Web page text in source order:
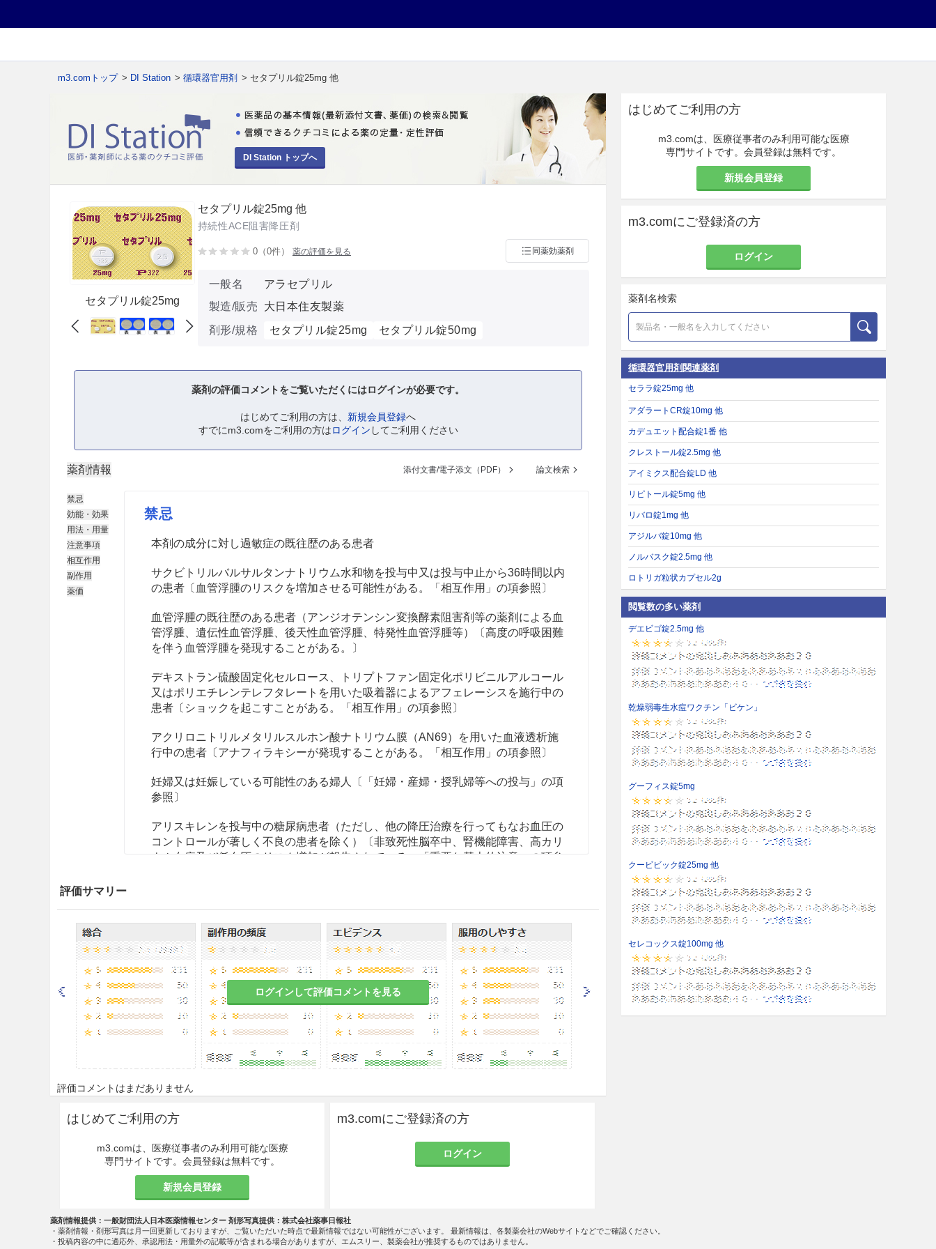
m3.comトップ > DI Station > 循環器官用剤 > セタプリル錠25mg 他
DI Station トップへ
セタプリル錠25mg
セタプリル錠25mg 他
持続性ACE阻害降圧剤
0（0件） 薬の評価を見る 同薬効薬剤
一般名
アラセプリル
製造/販売
大日本住友製薬
剤形/規格
セタプリル錠25mg セタプリル錠50mg
薬剤の評価コメントをご覧いただくにはログインが必要です。
はじめてご利用の方は、 新規会員登録へ
すでにm3.comをご利用の方はログイン してご利用ください
薬剤情報 添付文書/電子添文（PDF） 論文検索
禁忌
効能・効果
用法・用量
注意事項
相互作用
副作用
薬価
禁忌
本剤の成分に対し過敏症の既往歴のある患者
サクビトリルバルサルタンナトリウム水和物を投与中又は投与中止から36時間以内
の患者〔血管浮腫のリスクを増加させる可能性がある。「相互作用」の項参照〕
血管浮腫の既往歴のある患者（アンジオテンシン変換酵素阻害剤等の薬剤による血
管浮腫、遺伝性血管浮腫、後天性血管浮腫、特発性血管浮腫等）〔高度の呼吸困難
を伴う血管浮腫を発現することがある。〕
デキストラン硫酸固定化セルロース、トリプトファン固定化ポリビニルアルコール
又はポリエチレンテレフタレートを用いた吸着器によるアフェレーシスを施行中の
患者〔ショックを起こすことがある。「相互作用」の項参照〕
アクリロニトリルメタリルスルホン酸ナトリウム膜（AN69）を用いた血液透析施
行中の患者〔アナフィラキシーが発現することがある。「相互作用」の項参照〕
妊婦又は妊娠している可能性のある婦人〔「妊婦・産婦・授乳婦等への投与」の項
参照〕
アリスキレンを投与中の糖尿病患者（ただし、他の降圧治療を行ってもなお血圧の
コントロールが著しく不良の患者を除く）〔非致死性脳卒中、腎機能障害、高カリ
ウム血症及び低血圧のリスク増加が報告されている。「重要な基本的注意」の項参
本態性高血圧症、腎性高血圧症
用法・容量
通常、成人にアラセプリルとして1日25〜75mgを1〜2回に分割経口投与する。年
齢、症状により適宜増減する。
なお、重症例においても1日最大投与量は100mgまでとする。
注意事項
重要な基本的注意
量の減少や糸球体ろ過圧の低下により急速に腎機能を悪化させるおそれがあるの
高カリウム血症の患者 においては、高カリウム血症を増悪させるおそれがあるの
で、治療上やむを得ないと判断される場合を除き、使用は避けること
また、腎機能障害、コントロール不良の糖尿病等により血清カリウム値が高くなり
やすい患者では、高カリウム血症が発現するおそれがあるので、血清カリウム値に
注意すること。
評価サマリー
ログインして評価コメントを見る
評価コメントはまだありません
はじめてご利用の方
m3.comは、医療従事者のみ利用可能な医療
専門サイトです。会員登録は無料です。
新規会員登録
m3.comにご登録済の方
ログイン
はじめてご利用の方
m3.comは、医療従事者のみ利用可能な医療
専門サイトです。会員登録は無料です。
新規会員登録
m3.comにご登録済の方
ログイン
薬剤名検索
循環器官用剤関連薬剤
セララ錠25mg 他
アダラートCR錠10mg 他
カデュエット配合錠1番 他
クレストール錠2.5mg 他
アイミクス配合錠LD 他
リピトール錠5mg 他
リバロ錠1mg 他
アジルバ錠10mg 他
ノルバスク錠2.5mg 他
ロトリガ粒状カプセル2g
閲覧数の多い薬剤
デエビゴ錠2.5mg 他
乾燥弱毒生水痘ワクチン「ビケン」
グーフィス錠5mg
クービビック錠25mg 他
セレコックス錠100mg 他
薬剤情報提供：一般財団法人日本医薬情報センター 剤形写真提供：株式会社薬事日報社
・薬剤情報・剤形写真は月一回更新しておりますが、ご覧いただいた時点で最新情報ではない可能性がございます。 最新情報は、各製薬会社のWebサイトなどでご確認ください。
・投稿内容の中に適応外、承認用法・用量外の記載等が含まれる場合がありますが、エムスリー、製薬会社が推奨するものではありません。